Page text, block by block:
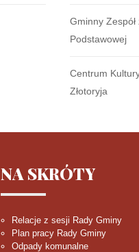
Gminny Zespół
Podstawowej
Centrum
Złotoryja
NA SKRÓTY
Relacje z sesji Rady Gminy
Plan pracy Rady Gminy
Odpady komunalne